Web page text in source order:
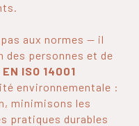
aux normes — il
des personnes et de
EN ISO 14001
environnementale :
minimisons les
pratiques durables